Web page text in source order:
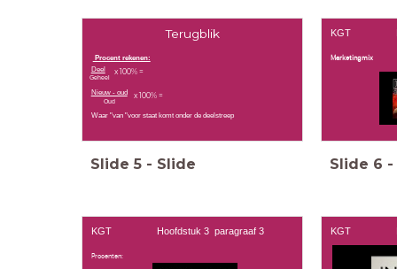
Terugblik
Procent rekenen:
Deel
Nieuw - oud
Waar "van "voor staat komt onder de deelstreep
x 100% =
Geheel
x 100% =
Oud
Slide 5 - Slide
KGT
Marketingmix
Slide 6 -
KGT Hoofdstuk 3 paragraaf 3
Procenten:
KGT